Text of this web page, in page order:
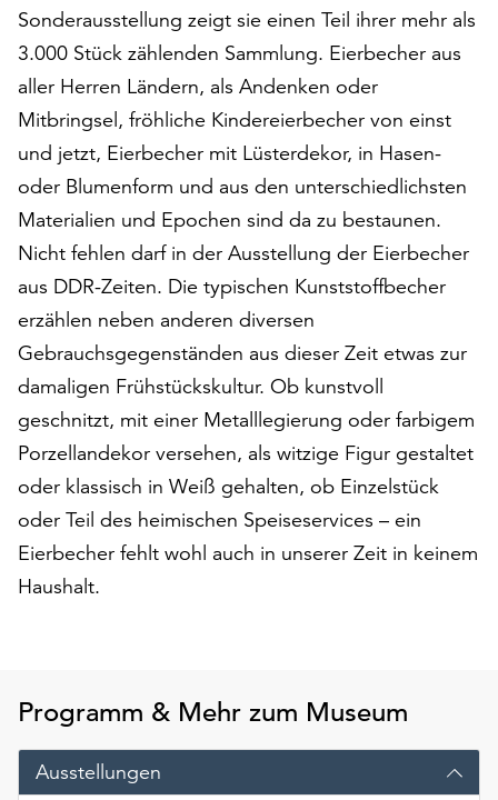
widerrufen.
Dafür
steht
Ihnen
am
Ende
der
Seite
die
Schaltfläche
„Cookie-
Einstellungen“
zur
Verfügung.
Funktionale
Cookies
werden
auch
ohne
Ihr
Einverständnis
weiterhin
ausgeführt.
verwendeten
Cookies
anpassen,
erreichen
Sonderausstellung zeigt sie einen Teil ihrer mehr als
3.000 Stück zählenden Sammlung. Eierbecher aus
aller Herren Ländern, als Andenken oder
Mitbringsel, fröhliche Kindereierbecher von einst
und jetzt, Eierbecher mit Lüsterdekor, in Hasen-
oder Blumenform und aus den unterschiedlichsten
Materialien und Epochen sind da zu bestaunen.
Nicht fehlen darf in der Ausstellung der Eierbecher
aus DDR-Zeiten. Die typischen Kunststoffbecher
erzählen neben anderen diversen
Gebrauchsgegenständen aus dieser Zeit etwas zur
damaligen Frühstückskultur. Ob kunstvoll
geschnitzt, mit einer Metalllegierung oder farbigem
Porzellandekor versehen, als witzige Figur gestaltet
oder klassisch in Weiß gehalten, ob Einzelstück
oder Teil des heimischen Speiseservices – ein
Eierbecher fehlt wohl auch in unserer Zeit in keinem
Haushalt.
Programm & Mehr zum Museum
Ausstellungen